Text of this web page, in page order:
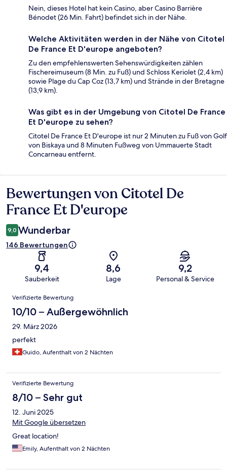
Nein, dieses Hotel hat kein Casino, aber Casino Barrière
Bénodet (26 Min. Fahrt) befindet sich in der Nähe.
Welche Aktivitäten werden in der Nähe von Citotel
De France Et D'europe angeboten?
Zu den empfehlenswerten Sehenswürdigkeiten zählen
Fischereimuseum (8 Min. zu Fuß) und Schloss Keriolet (2,4 km)
sowie Plage du Cap Coz (13,7 km) und Strände in der Bretagne
(13,9 km).
Was gibt es in der Umgebung von Citotel De France
Et D'europe zu sehen?
Citotel De France Et D'europe ist nur 2 Minuten zu Fuß von Golf
von Biskaya und 8 Minuten Fußweg von Ummauerte Stadt
Concarneau entfernt.
Bewertungen
Bewertungen von Citotel De
France Et D'europe
9,0 Wunderbar
146 Bewertungen
9,4
Sauberkeit
8,6
Lage
9,2
Personal & Service
Bewertungen
Verifizierte Bewertung
10/10 – Außergewöhnlich
29. März 2026
perfekt
Guido, Aufenthalt von 2 Nächten
Verifizierte Bewertung
8/10 – Sehr gut
12. Juni 2025
Mit Google übersetzen
Great location!
Emily, Aufenthalt von 2 Nächten